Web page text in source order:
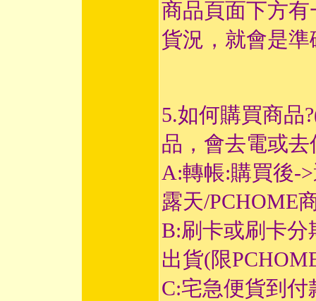
商品頁面下方
貨況，就會是
5.如何購買商品
品，會去電或
A:轉帳:購買後-
露天/PCHOME
B:刷卡或刷卡分
出貨(限
C:宅急便貨到